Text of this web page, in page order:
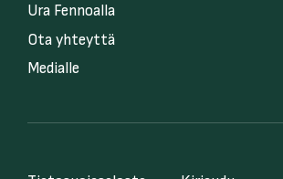
Ura Fennoalla
Ota yhteyttä
Medialle